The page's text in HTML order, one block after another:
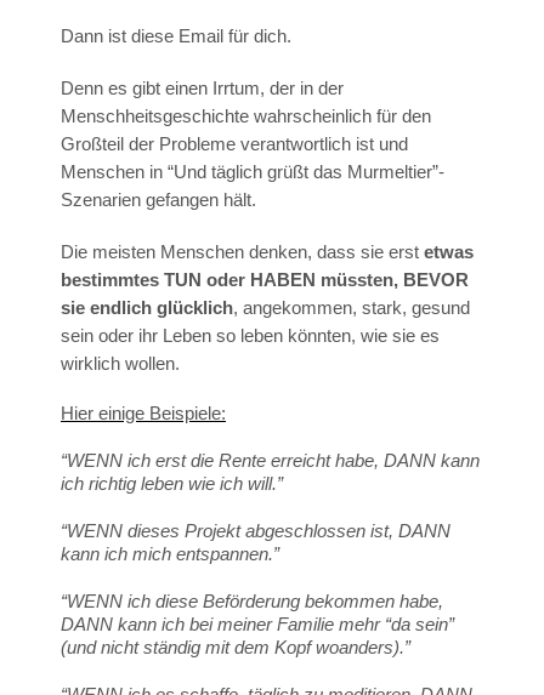
Dann ist diese Email für dich.
Denn es gibt einen Irrtum, der in der
Menschheitsgeschichte wahrscheinlich für den
Großteil der Probleme verantwortlich ist und
Menschen in “Und täglich grüßt das Murmeltier”-
Szenarien gefangen hält.
Die meisten Menschen denken, dass sie erst etwas
bestimmtes TUN oder HABEN müssten, BEVOR
sie endlich glücklich, angekommen, stark, gesund
sein oder ihr Leben so leben könnten, wie sie es
wirklich wollen.
Hier einige Beispiele:
“WENN ich erst die Rente erreicht habe, DANN kann
ich richtig leben wie ich will.”
“WENN dieses Projekt abgeschlossen ist, DANN
kann ich mich entspannen.”
“WENN ich diese Beförderung bekommen habe,
DANN kann ich bei meiner Familie mehr “da sein”
(und nicht ständig mit dem Kopf woanders).”